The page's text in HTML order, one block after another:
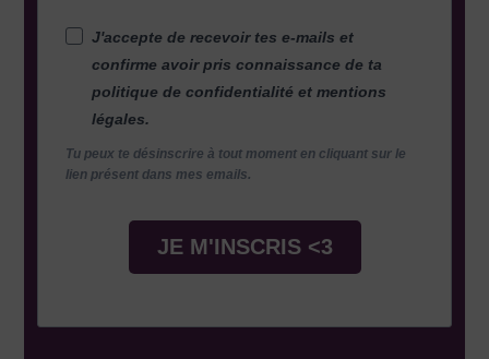
J'accepte de recevoir tes e-mails et
confirme avoir pris connaissance de ta
politique de confidentialité et mentions
légales.
Tu peux te désinscrire à tout moment en cliquant sur le
lien présent dans mes emails.
JE M'INSCRIS <3